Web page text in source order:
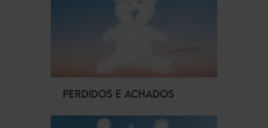
PERDIDOS E ACHADOS